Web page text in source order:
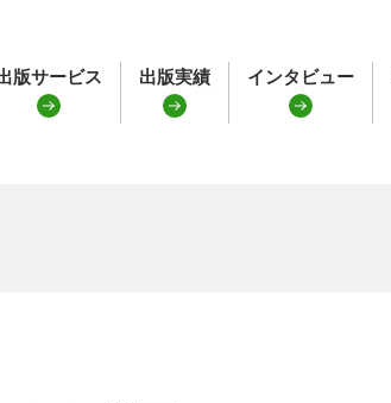
版サービス 出版実績 インタビュー